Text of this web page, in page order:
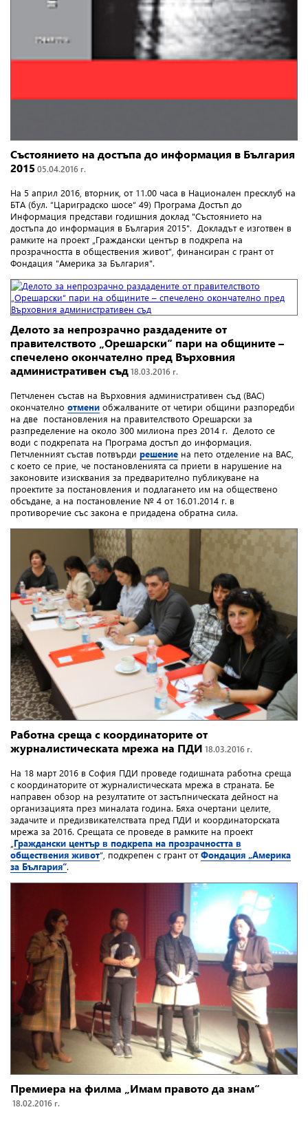
Състоянието на достъпа до информация в България
2015 05.04.2016 г.
На 5 април 2016, вторник, от 11.00 часа в Национален пресклуб на
БTA (бул. “Цариградско шосе“ 49) Програма Достъп до
Информация представи годишния доклад "Състоянието на
достъпа до информация в България 2015". Докладът е изготвен в
рамките на проект „Граждански център в подкрепа на
прозрачността в обществения живот”, финансиран с грант от
Фондация "Америка за България".
Делото за непрозрачно раздадените от
правителството „Орешарски“ пари на общините –
спечелено окончателно пред Върховния
административен съд 18.03.2016 г.
Петчленен състав на Върховния административен съд (ВАС)
окончателно отмени обжалваните от четири общини разпоредби
на две постановления на правителството Орешарски за
разпределение на около 300 милиона през 2014 г. Делото се
води с подкрепата на Програма достъп до информация.
Петчленният състав потвърди решение на пето отделение на ВАС,
с което се прие, че постановленията са приети в нарушение на
законовите изисквания за предварително публикуване на
проектите за постановления и подлагането им на обществено
обсъдане, а на постановление № 4 от 16.01.2014 г. в
противоречие със закона е придадена обратна сила.
Работна среща с координаторите от
журналистическата мрежа на ПДИ 18.03.2016 г.
На 18 март 2016 в София ПДИ проведе годишната работна среща
с координаторите от журналистическата мрежа в страната. Бе
направен обзор на резултатите от застъпническата дейност на
организацията през миналата година. Бяха очертани целите,
задачите и предизвикателствата пред ПДИ и координаторската
мрежа за 2016. Срещата се проведе в рамките на проект
Граждански център в подкрепа на прозрачността в
обществения живот“, подкрепен с грант отФондация „Америка
за България“.
Премиера на филма „Имам правото да знам“
18.02.2016 г.